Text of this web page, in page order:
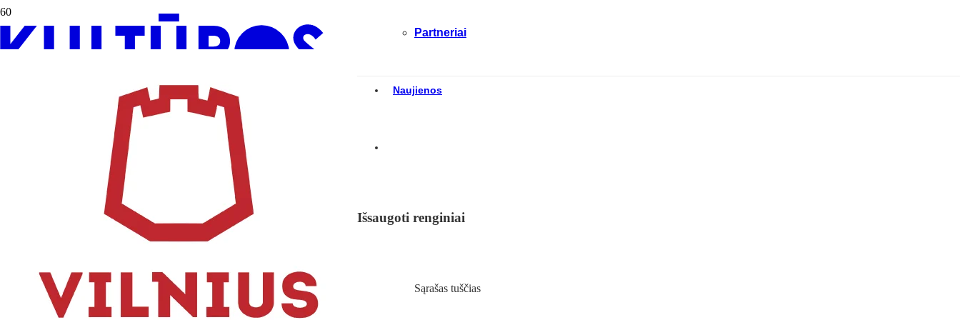
Partneriai
Naujienos
Išsaugoti renginiai
Sąrašas tuščias